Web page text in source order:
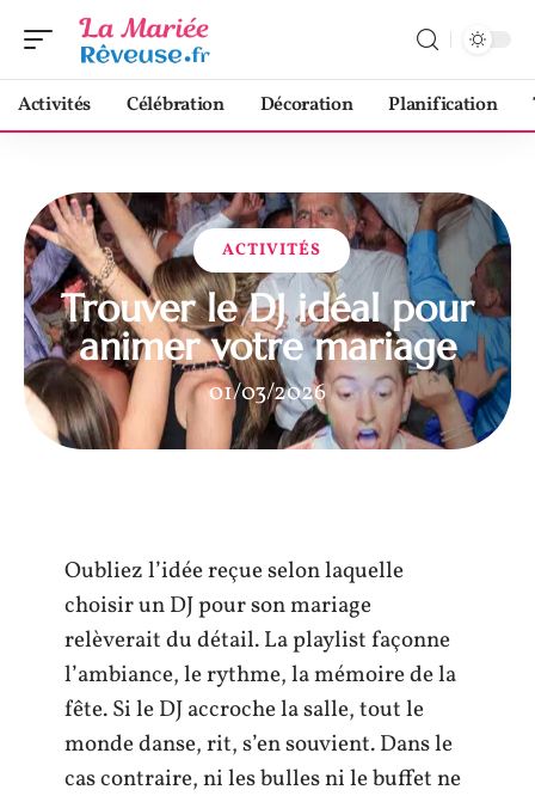
Activités Célébration Décoration Planification
ACTIVITÉS
Trouver le DJ idéal pour
animer votre mariage
01/03/2026
Oubliez l’idée reçue selon laquelle
choisir un DJ pour son mariage
relèverait du détail. La playlist façonne
l’ambiance, le rythme, la mémoire de la
fête. Si le DJ accroche la salle, tout le
monde danse, rit, s’en souvient. Dans le
cas contraire, ni les bulles ni le buffet ne